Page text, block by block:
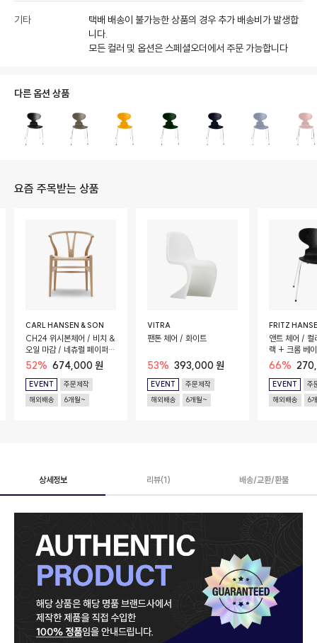
기타
택배 배송이 불가능한 상품의 경우 추가 배송비가 발생합
니다.
모든 컬러 및 옵션은 스페셜오더에서 주문 가능합니다
다른 옵션 상품
요즘 주목받는 상품
CARL HANSEN & SON
CH24 위시본체어 / 비치 &
오일 마감 / 네츄럴 페이퍼
코드 시트
52% 674,000 원
EVENT
주문제작
해외배송
6개월~
VITRA
팬톤 체어 / 화이트
53% 393,000 원
EVENT
주문제작
해외배송
6개월~
FRITZ
앤트 체어 /
랙 + 크롬 베
66%
EVENT
주
해외배송
6
상세정보 리뷰(1) 배송/교환/환불